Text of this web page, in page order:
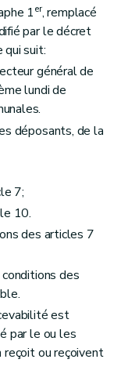
1er, remplacé
par le décret
suit:
général de
lundi de
déposants, de la
7;
10.
des articles 7
des
est
par le ou les
reçoit ou reçoivent